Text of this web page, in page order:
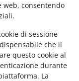
web, consentendo
di sessione
che il
questo cookie al
durante
La